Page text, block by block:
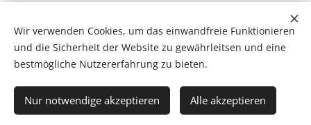
# Newsletter # Cookies
Wir verwenden Cookies, um das einwandfreie Funktionieren
und die Sicherheit der Website zu gewährleitsen und eine
bestmögliche Nutzererfahrung zu bieten.
Nur notwendige akzeptieren Alle akzeptieren